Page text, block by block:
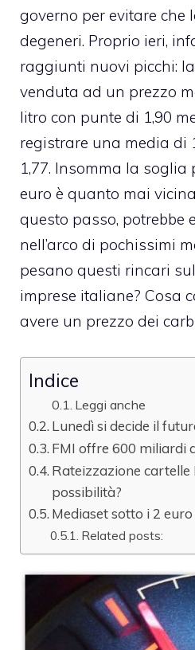
governo per evitare che
degeneri. Proprio ieri,
raggiunti nuovi picchi:
venduta ad un prezzo
litro con punte di 1,90
registrare una media di
1,77. Insomma la soglia
euro è quanto mai
questo passo, potrebbe
nell’arco di pochissimi
pesano questi rincari
imprese italiane? Cosa
avere un prezzo dei
Indice
Leggi anche
Lunedì si decide il
FMI offre 600 miliardi
Rateizzazione cartelle
possibilità?
Mediaset sotto i 2
Related posts: